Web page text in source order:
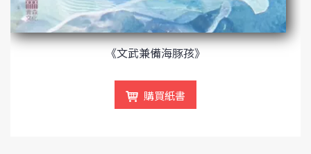
《文武兼備海豚孩》
購買紙書